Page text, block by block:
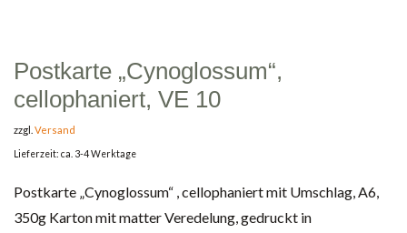
Postkarte „Cynoglossum“,
cellophaniert, VE 10
zzgl. Versand
Lieferzeit: ca. 3-4 Werktage
Postkarte „Cynoglossum“ , cellophaniert mit Umschlag, A6,
350g Karton mit matter Veredelung, gedruckt in